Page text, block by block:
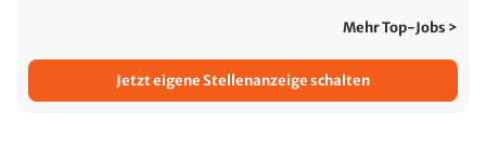
Mehr Top-Jobs >
Jetzt eigene Stellenanzeige schalten